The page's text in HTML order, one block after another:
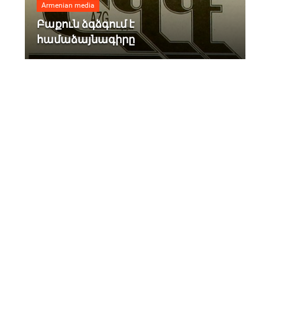
Armenian media
Բաքուն ձգձգում է
համաձայնագիրը